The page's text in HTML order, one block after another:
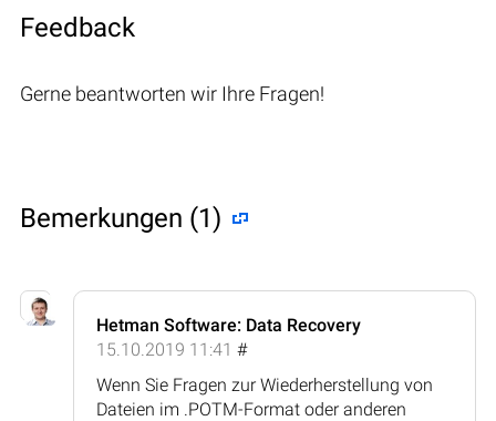
Feedback
Gerne beantworten wir Ihre Fragen!
Bemerkungen (1)
Hetman Software: Data Recovery
15.10.2019 11:41 #
Wenn Sie Fragen zur Wiederherstellung von
Dateien im .POTM-Format oder anderen